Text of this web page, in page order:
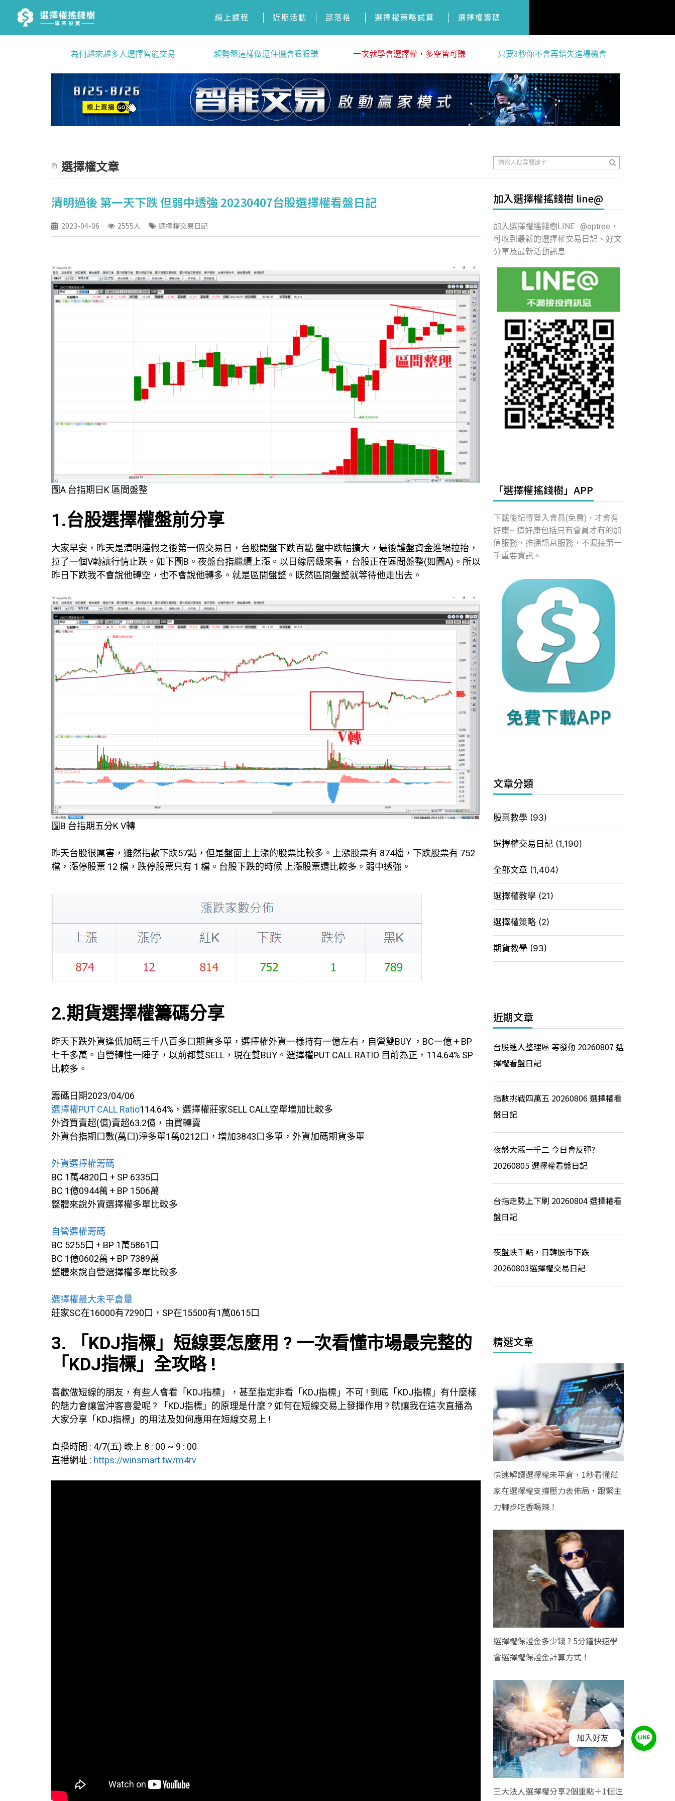
線上課程 近期活動 部落格 選擇權策略試算 選擇權籌碼
為何越來越多人選擇智能交易 趨勢盤這樣做逮住機會狠狠賺 一次就學會選擇權，多空皆可賺 只要3秒你不會再錯失進場機會
選擇權文章
清明過後 第一天下跌 但弱中透強 20230407台股選擇權看盤日記
2023-04-06 2555人 選擇權交易日記
圖A 台指期日K 區間盤整
1.台股選擇權盤前分享
大家早安，昨天是清明連假之後第一個交易日，台股開盤下跌百點 盤中跌幅擴大，最後護盤資金進場拉抬，
拉了一個V轉讓行情止跌。如下圖B。夜盤台指繼續上漲。以日線層級來看，台股正在區間盤整(如圖A)。所以
昨日下跌我不會說他轉空，也不會說他轉多。就是區間盤整。既然區間盤整就等待他走出去。
圖B 台指期五分K V轉
昨天台股很厲害，雖然指數下跌57點，但是盤面上上漲的股票比較多。上漲股票有 874檔，下跌股票有 752
檔，漲停股票 12 檔，跌停股票只有 1 檔。台股下跌的時候 上漲股票還比較多。弱中透強。
2.期貨選擇權籌碼分享
昨天下跌外資逢低加碼三千八百多口期貨多單，選擇權外資一樣持有一億左右，自營雙BUY ，BC一億 + BP
七千多萬。自營轉性一陣子，以前都雙SELL，現在雙BUY。選擇權PUT CALL RATIO 目前為正，114.64% SP
比較多。
籌碼日期2023/04/06
選擇權PUT CALL Ratio114.64%，選擇權莊家SELL CALL空單增加比較多
外資買賣超(億)賣超63.2億，由買轉賣
外資台指期口數(萬口)淨多單1萬0212口，增加3843口多單，外資加碼期貨多單
外資選擇權籌碼
BC 1萬4820口 + SP 6335口
BC 1億0944萬 + BP 1506萬
整體來說外資選擇權多單比較多
自營選權籌碼
BC 5255口 + BP 1萬5861口
BC 1億0602萬 + BP 7389萬
整體來說自營選擇權多單比較多
選擇權最大未平倉量
莊家SC在16000有7290口，SP在15500有1萬0615口
3. 「KDJ指標」短線要怎麼用 ? 一次看懂市場最完整的
「KDJ指標」全攻略 !
喜歡做短線的朋友，有些人會看「KDJ指標」，甚至指定非看「KDJ指標」不可 ! 到底「KDJ指標」有什麼樣
的魅力會讓當沖客喜愛呢 ? 「KDJ指標」的原理是什麼 ? 如何在短線交易上發揮作用 ? 就讓我在這次直播為
大家分享「KDJ指標」的用法及如何應用在短線交易上 !
直播時間 : 4/7(五) 晚上 8 : 00 ~ 9 : 00
直播網址 : https://winsmart.tw/m4rv
加入選擇權搖錢樹 line@
加入選擇權搖錢樹LINE : @optree，
可收到最新的選擇權交易日記、好文
分享及最新活動訊息
「選擇權搖錢樹」APP
下載後記得登入會員(免費)，才會有
好康~ 這好康包括只有會員才有的加
值服務，推播訊息服務，不漏接第一
手重要資訊。
文章分類
股票教學 (93)
選擇權交易日記 (1,190)
全部文章 (1,404)
選擇權教學 (21)
選擇權策略 (2)
期貨教學 (93)
近期文章
台股進入整理區 等發動 20260807 選
擇權看盤日記
指數挑戰四萬五 20260806 選擇權看
盤日記
夜盤大漲一千二 今日會反彈?
20260805 選擇權看盤日記
台指走勢上下刷 20260804 選擇權看
盤日記
夜盤跌千點，日韓股市下跌
20260803選擇權交易日記
精選文章
快速解讀選擇權未平倉，1秒看懂莊
家在選擇權支撐壓力表佈局，跟緊主
力腳步吃香喝辣 !
選擇權保證金多少錢 ? 5分鐘快速學
會選擇權保證金計算方式 !
三大法人選擇權分享2個重點＋1個注
加入好友